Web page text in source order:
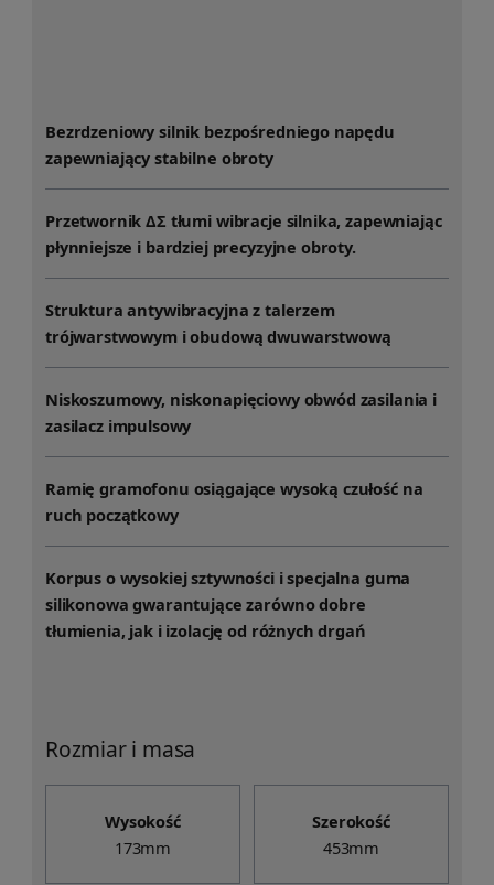
Bezrdzeniowy silnik bezpośredniego napędu
zapewniający stabilne obroty
Przetwornik ΔΣ tłumi wibracje silnika, zapewniając
płynniejsze i bardziej precyzyjne obroty.
Struktura antywibracyjna z talerzem
trójwarstwowym i obudową dwuwarstwową
Niskoszumowy, niskonapięciowy obwód zasilania i
zasilacz impulsowy
Ramię gramofonu osiągające wysoką czułość na
ruch początkowy
Korpus o wysokiej sztywności i specjalna guma
silikonowa gwarantujące zarówno dobre
tłumienia, jak i izolację od różnych drgań
Rozmiar i masa
Wysokość
173mm
Szerokość
453mm